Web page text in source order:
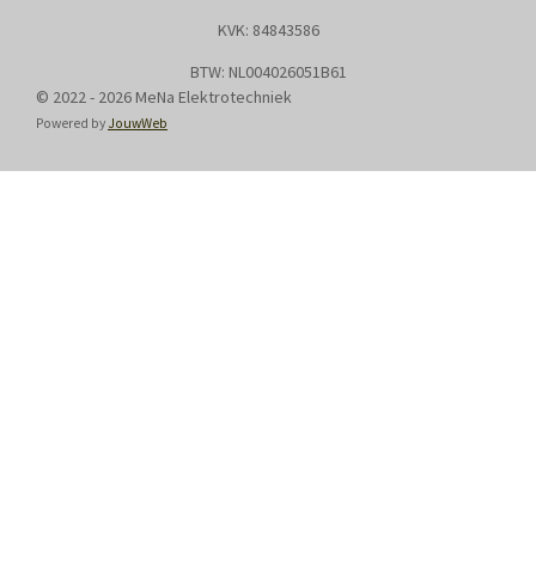
KVK: 84843586
BTW: NL004026051B61
© 2022 - 2026 MeNa Elektrotechniek
Powered by JouwWeb